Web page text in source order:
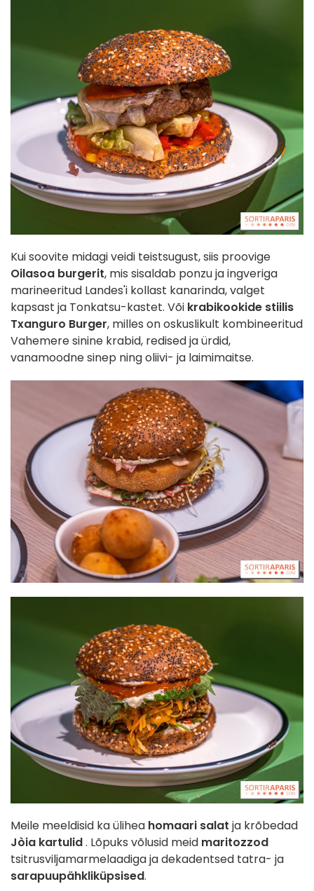
Kui soovite midagi veidi teistsugust, siis proovige
Oilasoa burgerit, mis sisaldab ponzu ja ingveriga
marineeritud Landes'i kollast kanarinda, valget
kapsast ja Tonkatsu-kastet. Või krabikookide stiilis
Txanguro Burger, milles on oskuslikult kombineeritud
Vahemere sinine krabid, redised ja ürdid,
vanamoodne sinep ning oliivi- ja laimimaitse.
Meile meeldisid ka ülihea homaari salat ja krõbedad
Jòia kartulid. Lõpuks võlusid meid maritozzod
tsitrusviljamarmelaadiga ja dekadentsed tatra- ja
sarapuupähkliküpsised.